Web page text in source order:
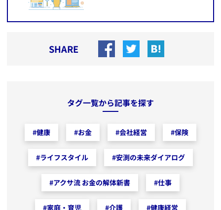
SHARE
タグ一覧から記事を探す
#健康 #お金 #会社経営 #保険
#ライフスタイル #安渕の未来ダイアログ
#アクサ流 お金の解体新書 #仕事
#家庭・育児 #介護 #健康経営